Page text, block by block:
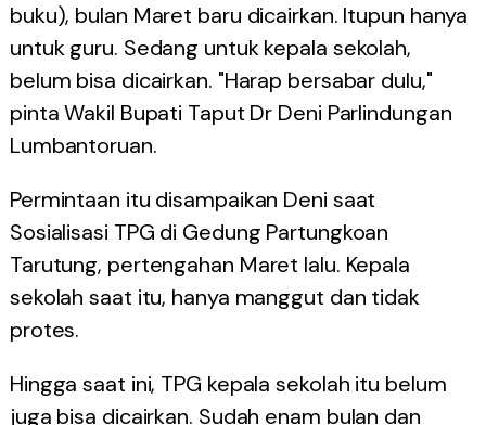
buku), bulan Maret baru dicairkan. Itupun hanya
untuk guru. Sedang untuk kepala sekolah,
belum bisa dicairkan. "Harap bersabar dulu,"
pinta Wakil Bupati Taput Dr Deni Parlindungan
Lumbantoruan.
Permintaan itu disampaikan Deni saat
Sosialisasi TPG di Gedung Partungkoan
Tarutung, pertengahan Maret lalu. Kepala
sekolah saat itu, hanya manggut dan tidak
protes.
Hingga saat ini, TPG kepala sekolah itu belum
juga bisa dicairkan. Sudah enam bulan dan